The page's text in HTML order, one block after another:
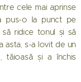
cele mai aprinse
pus-o la punct pe
ridice tonul și să
asta, s-a lovit de un
și a închis